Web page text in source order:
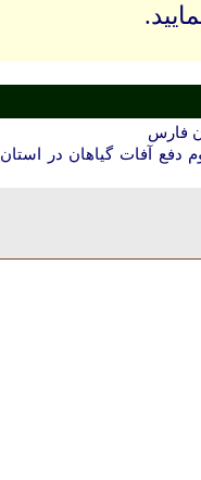
فارس
آفات گیاهان در استان